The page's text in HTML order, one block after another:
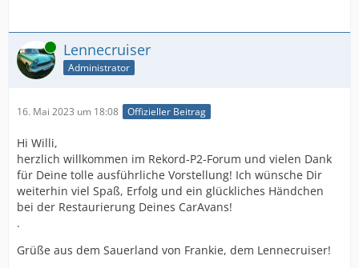
Online Lennecruiser
Administrator
16. Mai 2023 um 18:08 Offizieller Beitrag
Hi Willi,
herzlich willkommen im Rekord-P2-Forum und vielen Dank
für Deine tolle ausführliche Vorstellung! Ich wünsche Dir
weiterhin viel Spaß, Erfolg und ein glückliches Händchen
bei der Restaurierung Deines CarAvans!
.
Grüße aus dem Sauerland von Frankie, dem Lennecruiser!